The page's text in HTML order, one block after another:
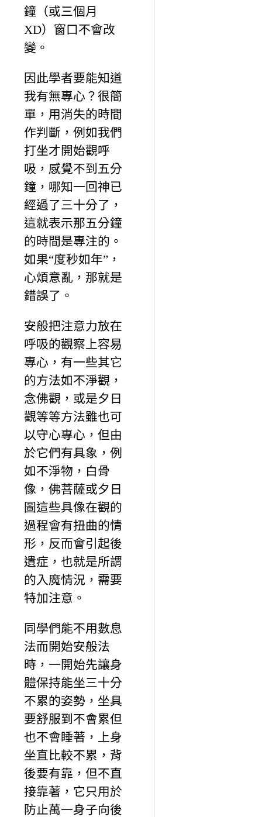
鐘（或三個月
XD）窗口不會改
變。
因此學者要能知道
我有無專心？很簡
單，用消失的時間
作判斷，例如我們
打坐才開始觀呼
吸，感覺不到五分
鐘，哪知一回神已
經過了三十分了，
這就表示那五分鐘
的時間是專注的。
如果“度秒如年”，
心煩意亂，那就是
錯誤了。
安般把注意力放在
呼吸的觀察上容易
專心，有一些其它
的方法如不淨觀，
念佛觀，或是夕日
觀等等方法雖也可
以守心專心，但由
於它們有具象，例
如不淨物，白骨
像，佛菩薩或夕日
圖這些具像在觀的
過程會有扭曲的情
形，反而會引起後
遺症，也就是所謂
的入魔情況，需要
特加注意。
同學們能不用數息
法而開始安般法
時，一開始先讓身
體保持能坐三十分
不累的姿勢，坐具
要舒服到不會累但
也不會睡著，上身
坐直比較不累，背
後要有靠，但不直
接靠著，它只用於
防止萬一身子向後